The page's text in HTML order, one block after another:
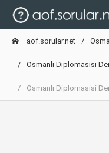
aof.sorular.net
Osmanlı Diplomasisi
Osmanlı Diplomasisi